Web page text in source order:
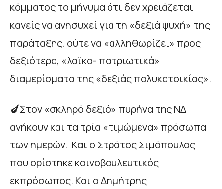
κόμματος το μήνυμα ότι δεν χρειάζεται
κανείς να ανησυχεί για τη «δεξιά ψυχή» της
παράταξης, ούτε να «αλληθωρίζει» προς
δεξιότερα, «λαϊκο- πατριωτικά»
διαμερίσματα της «δεξιάς πολυκατοικίας».
🍆Στον «σκληρό δεξιό» πυρήνα της ΝΔ
ανήκουν και τα τρία «τιμώμενα» πρόσωπα
των ημερών. Και ο Στράτος Σιμόπουλος
που ορίστηκε κοινοβουλευτικός
εκπρόσωπος. Και ο Δημήτρης